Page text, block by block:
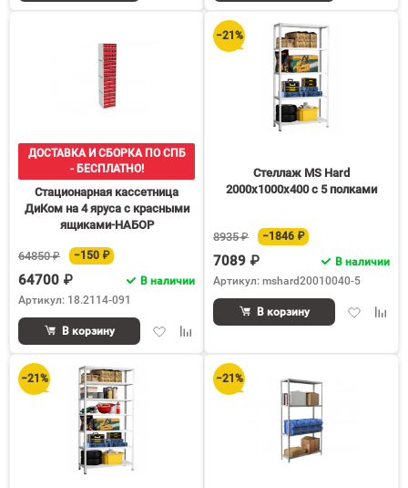
сравнению
ДОСТАВКА И СБОРКА ПО СПБ
- БЕСПЛАТНО!
Стационарная кассетница
ДиКом на 4 яруса с красными
ящиками-НАБОР
64850 ₽ −150 ₽
64700 ₽
В наличии
Артикул: 18.2114-091
ДобавитьДобавить
сравнению
В корзину
−21%
Стеллаж MS Hard
2000х1000х400 c 5 полками
8935 ₽ −1846 ₽
7089 ₽
В наличии
Артикул: mshard20010040-5
Добавить
В корзину
−21% −21%